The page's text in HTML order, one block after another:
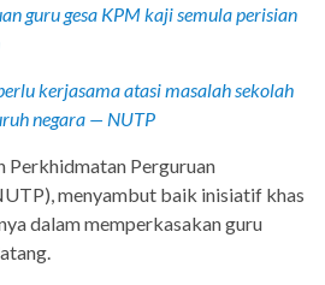
guru gesa KPM kaji semula perisian
kerjasama atasi masalah sekolah
negara — NUTP
Perkhidmatan Perguruan
menyambut baik inisiatif khas
dalam memperkasakan guru